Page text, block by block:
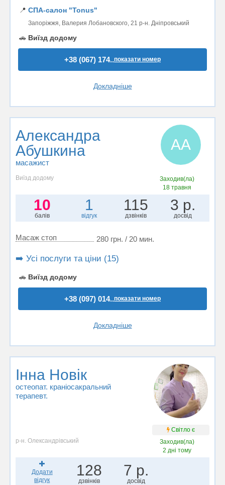
📍 СПА-салон "Tonus"
Запоріжжя, Валерия Лобановского, 21 р-н. Дніпровський
🚗 Виїзд додому
+38 (067) 174..показати номер
Докладніше
Александра
Абушкина
масажист
АА
Виїзд додому
Заходив(ла)
18 травня
10
балів
1
відгук
115
дзвінків
3 р.
досвід
Масаж стоп 280 грн. / 20 мин.
➡️ Усі послуги та ціни (15)
🚗 Виїзд додому
+38 (097) 014..показати номер
Докладніше
Інна Новік
остеопат. краніосакральний
терапевт.
Світло є
р-н. Олександрівський
Заходив(ла)
2 дні тому
Додати
відгук
128
дзвінків
7 р.
досвід